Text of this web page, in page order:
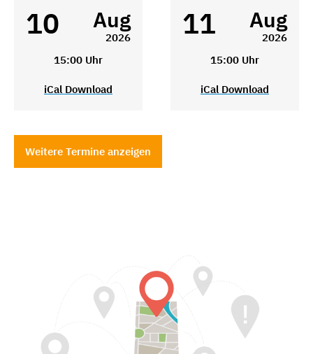
10 Aug
2026
15:00 Uhr
iCal Download
11 Aug
2026
15:00 Uhr
iCal Download
Weitere Termine anzeigen